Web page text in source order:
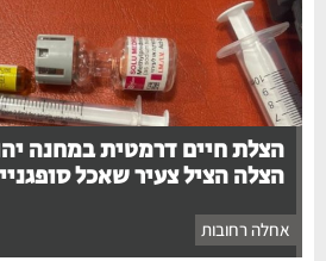
הצלת חיים דרמטית במחנה
הצלה הציל צעיר שאכל
אחלה רחובות